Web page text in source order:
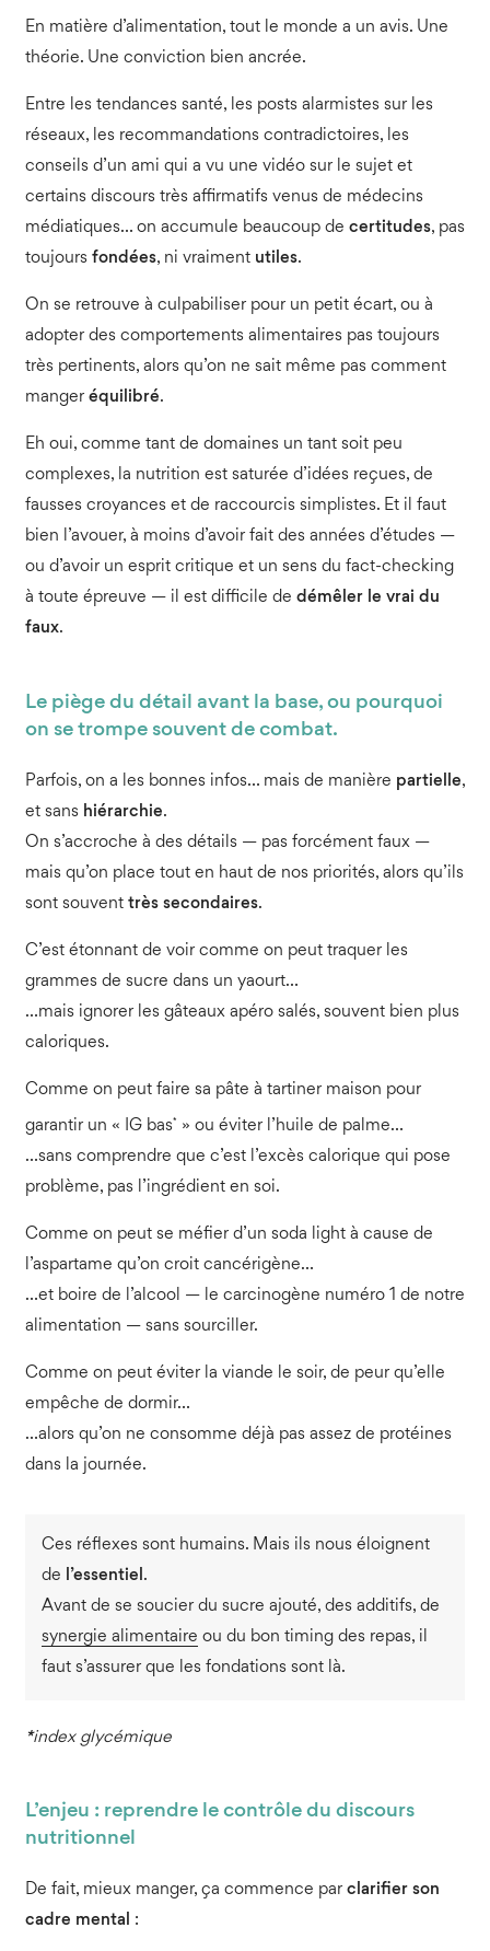
En matière d’alimentation, tout le monde a un avis. Une
théorie. Une conviction bien ancrée.
Entre les tendances santé, les posts alarmistes sur les
réseaux, les recommandations contradictoires, les
conseils d’un ami qui a vu une vidéo sur le sujet et
certains discours très affirmatifs venus de médecins
médiatiques… on accumule beaucoup de certitudes, pas
toujours fondées, ni vraiment utiles.
On se retrouve à culpabiliser pour un petit écart, ou à
adopter des comportements alimentaires pas toujours
très pertinents, alors qu’on ne sait même pas comment
manger équilibré.
Eh oui, comme tant de domaines un tant soit peu
complexes, la nutrition est saturée d’idées reçues, de
fausses croyances et de raccourcis simplistes. Et il faut
bien l’avouer, à moins d’avoir fait des années d’études —
ou d’avoir un esprit critique et un sens du fact-checking
à toute épreuve — il est difficile de démêler le vrai du
faux.
Le piège du détail avant la base, ou pourquoi
on se trompe souvent de combat.
Parfois, on a les bonnes infos… mais de manière partielle,
et sans hiérarchie.
On s’accroche à des détails — pas forcément faux —
mais qu’on place tout en haut de nos priorités, alors qu’ils
sont souvent très secondaires.
C’est étonnant de voir comme on peut traquer les
grammes de sucre dans un yaourt…
…mais ignorer les gâteaux apéro salés, souvent bien plus
caloriques.
Comme on peut faire sa pâte à tartiner maison pour
garantir un « IG bas*
» ou éviter l’huile de palme…
…sans comprendre que c’est l’excès calorique qui pose
problème, pas l’ingrédient en soi.
Comme on peut se méfier d’un soda light à cause de
l’aspartame qu’on croit cancérigène…
…et boire de l’alcool — le carcinogène numéro 1 de notre
alimentation — sans sourciller.
Comme on peut éviter la viande le soir, de peur qu’elle
empêche de dormir…
…alors qu’on ne consomme déjà pas assez de protéines
dans la journée.
Ces réflexes sont humains. Mais ils nous éloignent
de l’essentiel.
Avant de se soucier du sucre ajouté, des additifs, de
synergie alimentaire ou du bon timing des repas, il
faut s’assurer que les fondations sont là.
*index glycémique
L’enjeu : reprendre le contrôle du discours
nutritionnel
De fait, mieux manger, ça commence par clarifier son
cadre mental :